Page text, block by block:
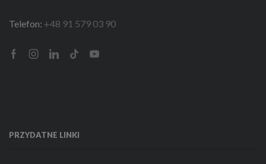
Telefon: +48 91 579 03 90
FacebookInstagram
LinkedinTik- Youtube
PRZYDATNE LINKI